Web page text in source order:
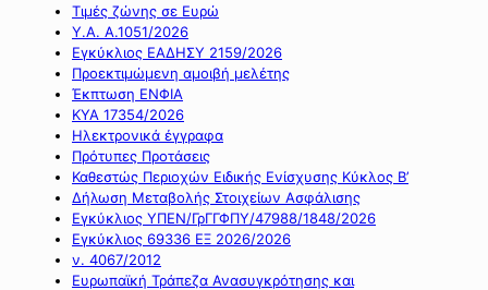
Τιμές ζώνης σε Ευρώ
Υ.Α. Α.1051/2026
Εγκύκλιος ΕΑΔΗΣΥ 2159/2026
Προεκτιμώμενη αμοιβή μελέτης
Έκπτωση ΕΝΦΙΑ
ΚΥΑ 17354/2026
Ηλεκτρονικά έγγραφα
Πρότυπες Προτάσεις
Καθεστώς Περιοχών Ειδικής Ενίσχυσης Κύκλος Β’
Δήλωση Μεταβολής Στοιχείων Ασφάλισης
Εγκύκλιος ΥΠΕΝ/ΓρΓΓΦΠΥ/47988/1848/2026
Εγκύκλιος 69336 ΕΞ 2026/2026
ν. 4067/2012
Ευρωπαϊκή Τράπεζα Ανασυγκρότησης και